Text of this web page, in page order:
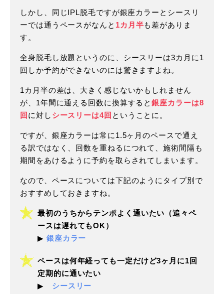
しかし、同じIPL脱毛ですが銀座カラーとシースリ
ーでは通うペースがなんと 1カ月半も差がありま
す。
全身脱毛し放題というのに、シースリーは3カ月に1
回しか予約ができないのには驚きますよね。
1カ月半の差は、大きく感じないかもしれません
が、1年間に通える回数に換算すると銀座カラーは8
回 に対し シースリーは4回 ということに。
ですが、銀座カラーは常に1.5ヶ月のペースで通え
る訳ではなく、回数を重ねるにつれて、施術間隔も
期間をあけるように予約を取らされてしまいます。
なので、ペースについては下記のようにタイプ別で
おすすめしておきますね。
最初のうちからテンポよく通いたい（追々ペ
ースは遅れてもOK）
▶ 銀座カラー
ペースは何年経っても一定だけど3ヶ月に1回
定期的に通いたい
▶ シースリー